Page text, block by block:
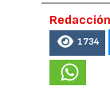
1734